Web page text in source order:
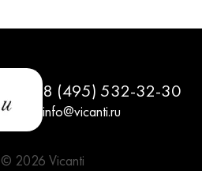
8 (495) 532-32-30
info@vicanti.ru
© 2026 Vicanti